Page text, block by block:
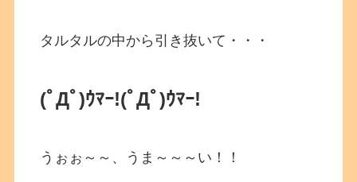
タルタルの中から引き抜いて・・・
(ﾟДﾟ)ｳﾏｰ!(ﾟДﾟ)ｳﾏｰ!
うぉぉ～～、うま～～～い！！